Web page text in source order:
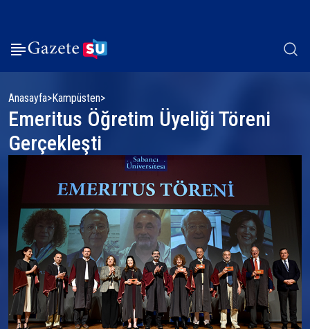
Anasayfa Kampüsten
Emeritus Öğretim Üyeliği Töreni
Gerçekleşti